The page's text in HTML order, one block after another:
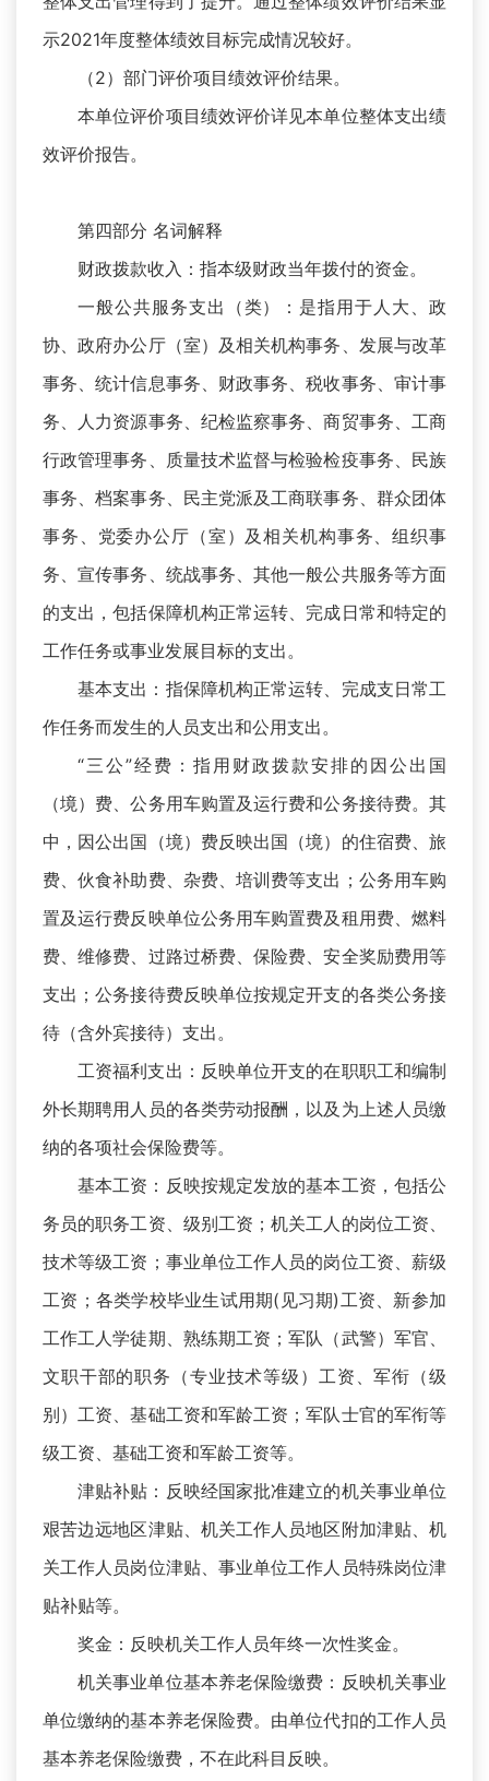
示2021年度整体绩效目标完成情况较好。
（2）部门评价项目绩效评价结果。
本单位评价项目绩效评价详见本单位整体支出绩
效评价报告。
第四部分 名词解释
财政拨款收入：指本级财政当年拨付的资金。
一般公共服务支出（类）：是指用于人大、政
协、政府办公厅（室）及相关机构事务、发展与改革
事务、统计信息事务、财政事务、税收事务、审计事
务、人力资源事务、纪检监察事务、商贸事务、工商
行政管理事务、质量技术监督与检验检疫事务、民族
事务、档案事务、民主党派及工商联事务、群众团体
事务、党委办公厅（室）及相关机构事务、组织事
务、宣传事务、统战事务、其他一般公共服务等方面
的支出，包括保障机构正常运转、完成日常和特定的
工作任务或事业发展目标的支出。
基本支出：指保障机构正常运转、完成支日常工
作任务而发生的人员支出和公用支出。
“三公”经费：指用财政拨款安排的因公出国
（境）费、公务用车购置及运行费和公务接待费。其
中，因公出国（境）费反映出国（境）的住宿费、旅
费、伙食补助费、杂费、培训费等支出；公务用车购
置及运行费反映单位公务用车购置费及租用费、燃料
费、维修费、过路过桥费、保险费、安全奖励费用等
支出；公务接待费反映单位按规定开支的各类公务接
待（含外宾接待）支出。
工资福利支出：反映单位开支的在职职工和编制
外长期聘用人员的各类劳动报酬，以及为上述人员缴
纳的各项社会保险费等。
基本工资：反映按规定发放的基本工资，包括公
务员的职务工资、级别工资；机关工人的岗位工资、
技术等级工资；事业单位工作人员的岗位工资、薪级
工资；各类学校毕业生试用期(见习期)工资、新参加
工作工人学徒期、熟练期工资；军队（武警）军官、
文职干部的职务（专业技术等级）工资、军衔（级
别）工资、基础工资和军龄工资；军队士官的军衔等
级工资、基础工资和军龄工资等。
津贴补贴：反映经国家批准建立的机关事业单位
艰苦边远地区津贴、机关工作人员地区附加津贴、机
关工作人员岗位津贴、事业单位工作人员特殊岗位津
贴补贴等。
奖金：反映机关工作人员年终一次性奖金。
机关事业单位基本养老保险缴费：反映机关事业
单位缴纳的基本养老保险费。由单位代扣的工作人员
基本养老保险缴费，不在此科目反映。